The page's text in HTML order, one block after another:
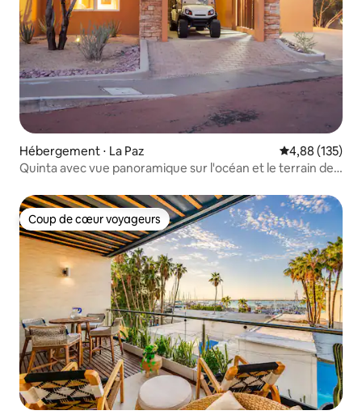
Hébergement ⋅ La Paz Évaluation
4,88 (135)
Quinta avec vue panoramique sur l'océan et le terrain de
Coup de cœur voyageurs
Coup de cœur voyageurs